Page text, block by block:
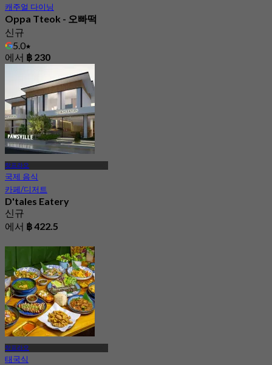
캐주얼 다이닝
Oppa Tteok - 오빠떡
신규
5.0
에서 ฿ 230
랏프라오
국제 음식
카페/디저트
D'tales Eatery
신규
에서 ฿ 422.5
랏프라오
태국식